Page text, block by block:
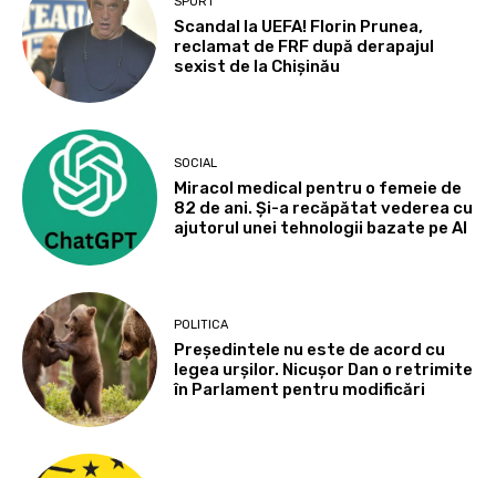
Scandal la UEFA! Florin Prunea,
reclamat de FRF după derapajul
sexist de la Chișinău
SOCIAL
Miracol medical pentru o femeie de
82 de ani. Și-a recăpătat vederea cu
ajutorul unei tehnologii bazate pe AI
POLITICA
Președintele nu este de acord cu
legea urșilor. Nicușor Dan o retrimite
în Parlament pentru modificări